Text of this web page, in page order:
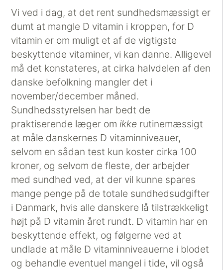
Vi ved i dag, at det rent sundhedsmæssigt er
dumt at mangle D vitamin i kroppen, for D
vitamin er om muligt et af de vigtigste
beskyttende vitaminer, vi kan danne. Alligevel
må det konstateres, at cirka halvdelen af den
danske befolkning mangler det i
november/december måned.
Sundhedsstyrelsen har bedt de
praktiserende læger om ikke rutinemæssigt
at måle danskernes D vitaminniveauer,
selvom en sådan test kun koster cirka 100
kroner, og selvom de fleste, der arbejder
med sundhed ved, at der vil kunne spares
mange penge på de totale sundhedsudgifter
i Danmark, hvis alle danskere lå tilstrækkeligt
højt på D vitamin året rundt. D vitamin har en
beskyttende effekt, og følgerne ved at
undlade at måle D vitaminniveauerne i blodet
og behandle eventuel mangel i tide, vil også